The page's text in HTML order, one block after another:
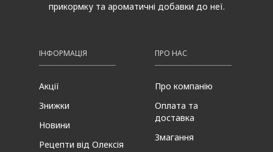
прикормку та ароматичні добавки до неї.
ІНФОРМАЦІЯ
Акції
Знижки
Новини
Рецепти від Олексія
ПРО НАС
Про компанію
Оплата та
доставка
Змагання